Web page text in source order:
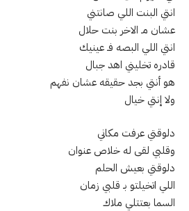
انتي البنت اللي صانتني
عشان مـ الاخر بنت حلال
انتي اللي البصه فـ عينيك
قادره تخليني اهد جبال
هو أنتي بجد حقيقه عشان نفهم
ولا إنتي خيال
دلوقتي عرفت مكاني
وقلبي لقى له خلاص عنوان
دلوقتي بعيش الحلم
اللي اتخيلتو بـ قلبي زمان
السما بعتتلي ملاك